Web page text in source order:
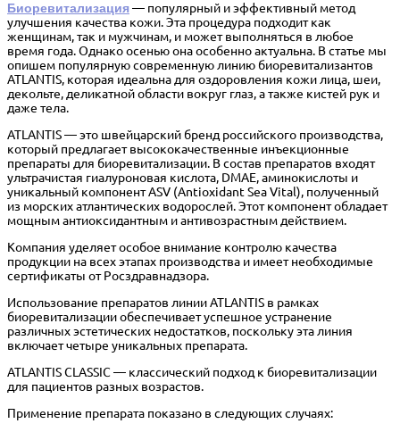
Биоревитализация — популярный и эффективный метод
улучшения качества кожи. Эта процедура подходит как
женщинам, так и мужчинам, и может выполняться в любое
время года. Однако осенью она особенно актуальна. В статье мы
опишем популярную современную линию биоревитализантов
ATLANTIS, которая идеальна для оздоровления кожи лица, шеи,
декольте, деликатной области вокруг глаз, а также кистей рук и
даже тела.
ATLANTIS — это швейцарский бренд российского производства,
который предлагает высококачественные инъекционные
препараты для биоревитализации. В состав препаратов входят
ультрачистая гиалуроновая кислота, DMAE, аминокислоты и
уникальный компонент ASV (Antioxidant Sea Vital), полученный
из морских атлантических водорослей. Этот компонент обладает
мощным антиоксидантным и антивозрастным действием.
Компания уделяет особое внимание контролю качества
продукции на всех этапах производства и имеет необходимые
сертификаты от Росздравнадзора.
Использование препаратов линии ATLANTIS в рамках
биоревитализации обеспечивает успешное устранение
различных эстетических недостатков, поскольку эта линия
включает четыре уникальных препарата.
ATLANTIS CLASSIC — классический подход к биоревитализации
для пациентов разных возрастов.
Применение препарата показано в следующих случаях: